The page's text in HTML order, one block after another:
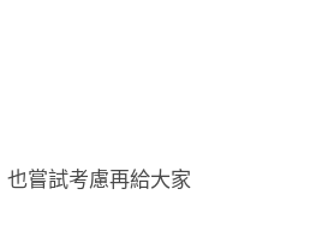
嘗試考慮再給大家